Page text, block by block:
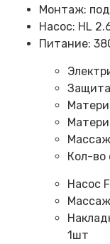
Монтаж:
Насос: HL
Питание:
Кол-во
Насос
1шт